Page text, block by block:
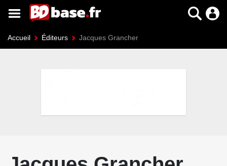
Accueil Éditeurs Jacques Grancher